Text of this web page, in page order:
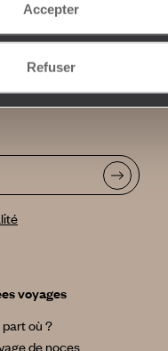
Accepter
Refuser
voyages
part où ?
de noces